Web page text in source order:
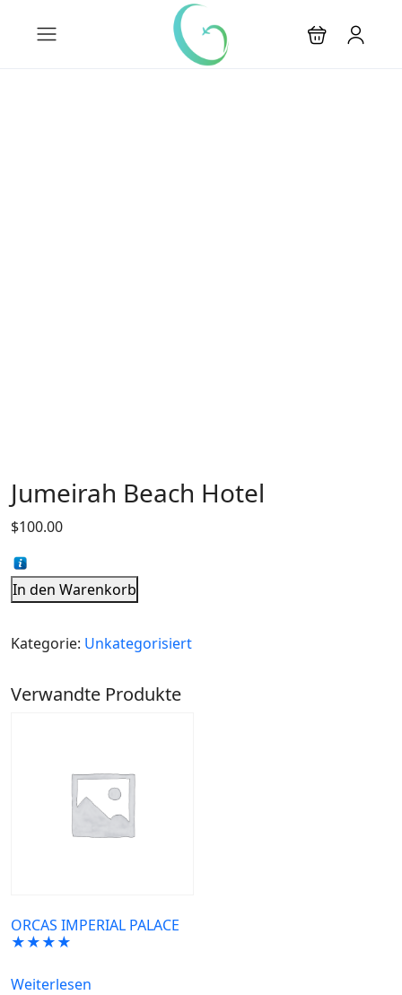
Jumeirah Beach Hotel
$100.00
In den Warenkorb
Kategorie: Unkategorisiert
Verwandte Produkte
ORCAS IMPERIAL PALACE
★★★★
Weiterlesen